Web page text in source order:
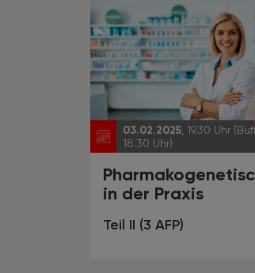
03.02.2025, 19.30 Uhr
18.30 Uhr)
in der Praxis
Teil II (3 AFP)